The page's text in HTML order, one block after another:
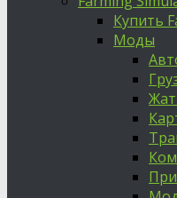
Купить
Моды